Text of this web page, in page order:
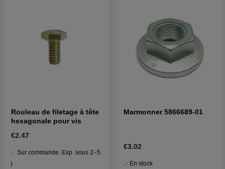
Rouleau de filetage à tête
hexagonale pour vis
€2.47
Sur commande. Exp. sous 2–5
j
Marmonner 5866689-01
€3.02
En stock